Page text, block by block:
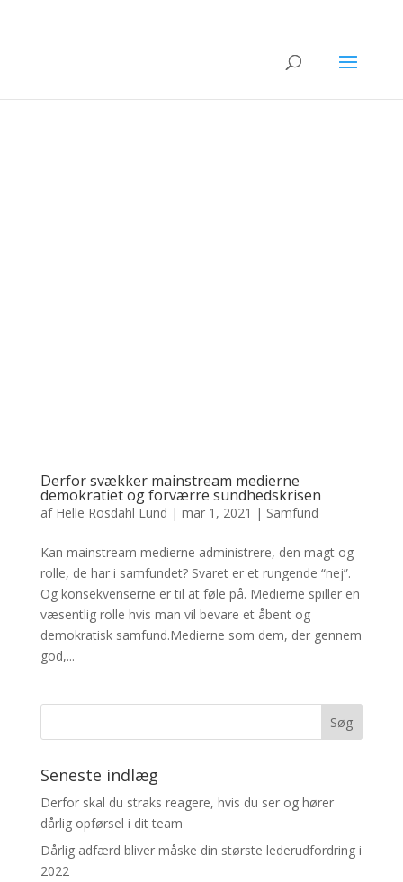
Derfor svækker mainstream medierne
demokratiet og forværre sundhedskrisen
af Helle Rosdahl Lund | mar 1, 2021 | Samfund
Kan mainstream medierne administrere, den magt og
rolle, de har i samfundet? Svaret er et rungende “nej”.
Og konsekvenserne er til at føle på. Medierne spiller en
væsentlig rolle hvis man vil bevare et åbent og
demokratisk samfund.Medierne som dem, der gennem
god,...
Seneste indlæg
Derfor skal du straks reagere, hvis du ser og hører
dårlig opførsel i dit team
Dårlig adfærd bliver måske din største lederudfordring i
2022